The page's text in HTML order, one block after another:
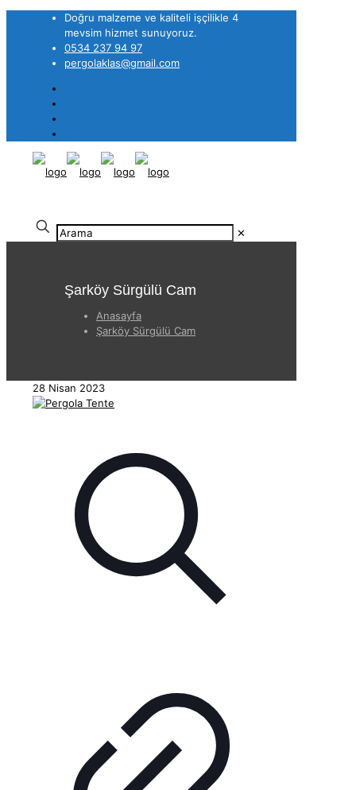
Doğru malzeme ve kaliteli işçilikle 4
mevsim hizmet sunuyoruz.
0534 237 94 97
pergolaklas@gmail.com
✕
Şarköy Sürgülü Cam
Anasayfa
Şarköy Sürgülü Cam
28 Nisan 2023